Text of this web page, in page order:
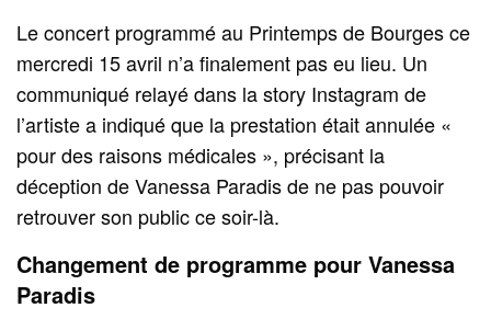
Le concert programmé au Printemps de Bourges ce
mercredi 15 avril n’a finalement pas eu lieu. Un
communiqué relayé dans la story Instagram de
l’artiste a indiqué que la prestation était annulée «
pour des raisons médicales », précisant la
déception de Vanessa Paradis de ne pas pouvoir
retrouver son public ce soir-là.
Changement de programme pour Vanessa
Paradis